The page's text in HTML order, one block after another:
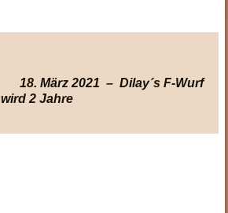
18. März 2021 – Dilay´s F-Wurf
wird 2 Jahre